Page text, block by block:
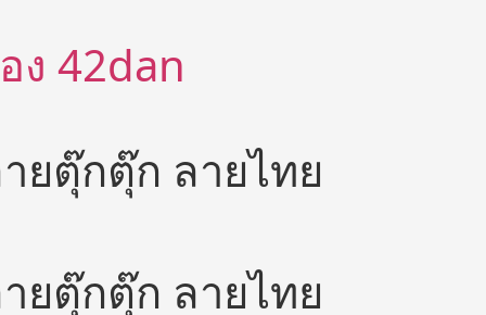
ง 42dan
ยตุ๊กตุ๊ก ลายไทย
ยตุ๊กตุ๊ก ลายไทย